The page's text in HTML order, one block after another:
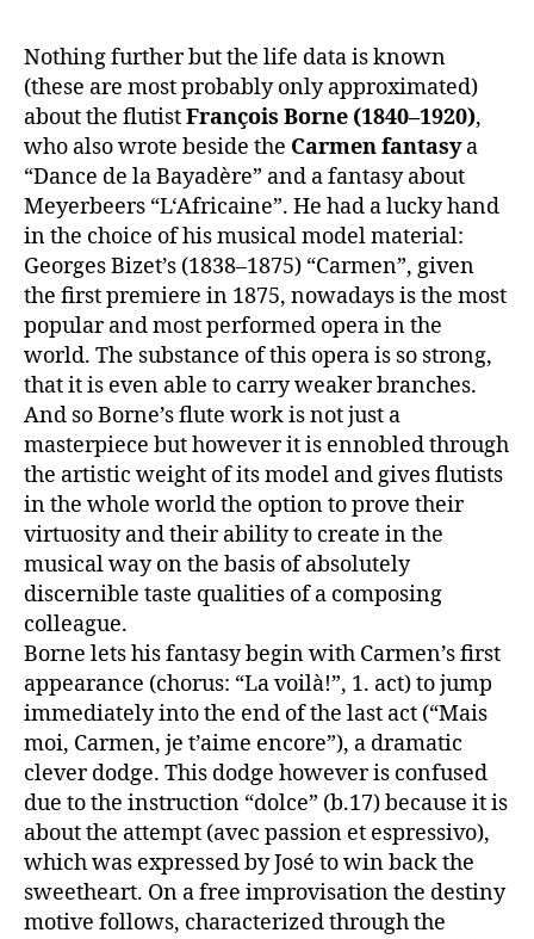
Nothing further but the life data is known
(these are most probably only approximated)
about the flutistFrançois Borne (1840–1920),
who also wrote beside the Carmen fantasya
“Dance de la Bayadère” and a fantasy about
Meyerbeers “L‘Africaine”. He had a lucky hand
in the choice of his musical model material:
Georges Bizet’s (1838–1875) “Carmen”, given
the first premiere in 1875, nowadays is the most
popular and most performed opera in the
world. The substance of this opera is so strong,
that it is even able to carry weaker branches.
And so Borne’s flute work is not just a
masterpiece but however it is ennobled through
the artistic weight of its model and gives flutists
in the whole world the option to prove their
virtuosity and their ability to create in the
musical way on the basis of absolutely
discernible taste qualities of a composing
colleague.
Borne lets his fantasy begin with Carmen’s first
appearance (chorus: “La voilà!”, 1. act) to jump
immediately into the end of the last act (“Mais
moi, Carmen, je t’aime encore”), a dramatic
clever dodge. This dodge however is confused
due to the instruction “dolce” (b.17) because it is
about the attempt (avec passion et espressivo),
which was expressed by José to win back the
sweetheart. On a free improvisation the destiny
motive follows, characterized through the